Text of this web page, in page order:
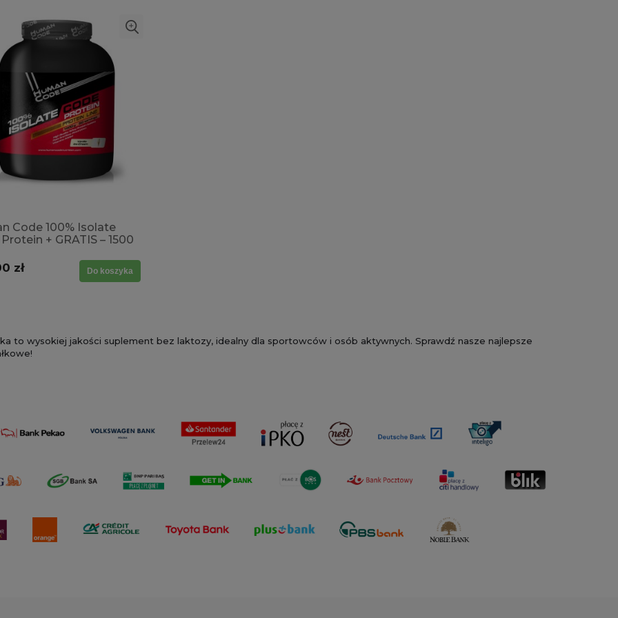
Code 100% Isolate
+ GRATIS – 1500
Tkanka mięśniowa,
Budowanie
zł Do koszyka
to wysokiej jakości suplement bez laktozy, idealny dla sportowców i osób aktywnych. Sprawdź nasze najlepsze